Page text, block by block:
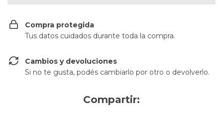
Compra protegida
Tus datos cuidados durante toda la compra.
Cambios y devoluciones
Si no te gusta, podés cambiarlo por otro o devolverlo.
Compartir: